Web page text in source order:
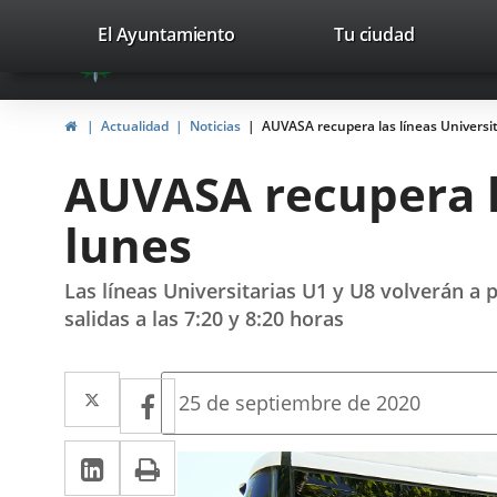
Portal
Web
del
Valladolid
avaTop
valladolid.es
El Ayuntamiento Tu ciudad
InicioActualidad Noticias AUVASA recupera las líneas
AUVASA
lunes
Las líneas Universitarias U1 y U8 volverán
salidas a las 7:20 y 8:20 horas
Twitter
Enlace
a
una
Facebook
Enlace
a
una
LinkedIn
Enlace Imprimir
Fecha
la
25 de septiembre de 2020